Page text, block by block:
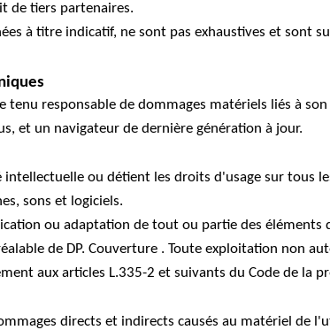
de tiers partenaires.
à titre indicatif, ne sont pas exhaustives et sont
tenu responsable de dommages matériels liés à
et un navigateur de dernière génération à jour.
ou détient les droits d'usage sur tous
sons et logiciels.
ou adaptation de tout ou partie des éléments
de DP. Couverture . Toute exploitation non
aux articles L.335-2 et suivants du Code de la
directs et indirects causés au matériel de